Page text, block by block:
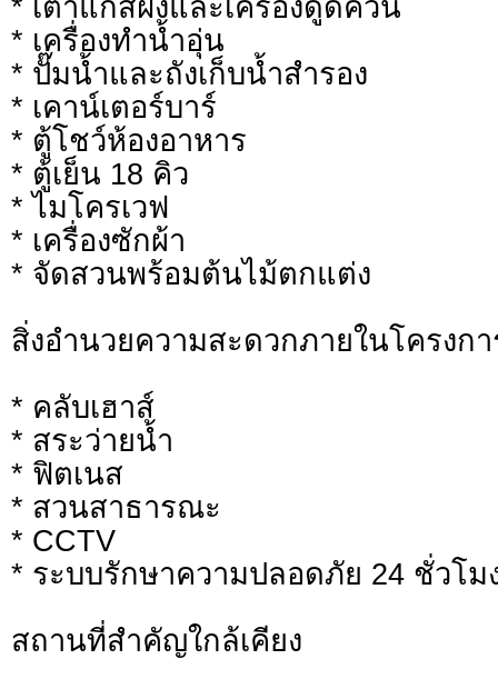
* เตาแก๊สฝังและเครื่องดูดควัน
* เครื่องทำน้ำอุ่น
* ปั๊มน้ำและถังเก็บน้ำสำรอง
* เคาน์เตอร์บาร์
* ตู้โชว์ห้องอาหาร
* ตู้เย็น 18 คิว
* ไมโครเวฟ
* เครื่องซักผ้า
* จัดสวนพร้อมต้นไม้ตกแต่ง
สิ่งอำนวยความสะดวกภายในโครงกา
* คลับเฮาส์
* สระว่ายน้ำ
* ฟิตเนส
* สวนสาธารณะ
* CCTV
* ระบบรักษาความปลอดภัย 24 ชั่วโม
สถานที่สำคัญใกล้เคียง